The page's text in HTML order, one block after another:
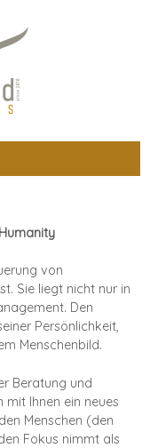
von
Sie liegt nicht nur in
Den
Persönlichkeit,
Menschenbild.
Beratung und
Ihnen ein neues
Menschen (den
Fokus nimmt als